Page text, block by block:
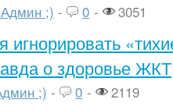
;) - 0 - 3051
игнорировать
о здоровье ЖКТ
;) - 0 - 2119